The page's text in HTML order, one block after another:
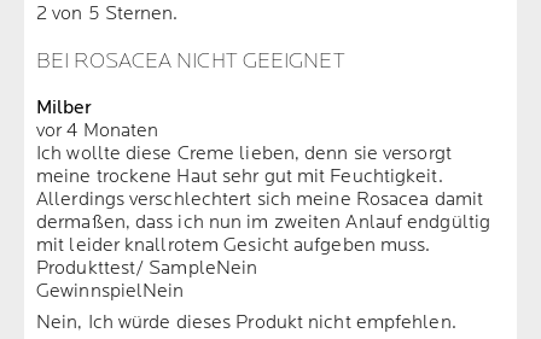
2 von 5 Sternen.
BEI ROSACEA NICHT GEEIGNET
Milber
vor 4 Monaten
Ich wollte diese Creme lieben, denn sie versorgt
meine trockene Haut sehr gut mit Feuchtigkeit.
Allerdings verschlechtert sich meine Rosacea damit
dermaßen, dass ich nun im zweiten Anlauf endgültig
mit leider knallrotem Gesicht aufgeben muss.
Produkttest/ SampleNein
GewinnspielNein
Nein, Ich würde dieses Produkt nicht empfehlen.